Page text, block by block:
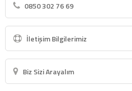
0850 302 76 69
İletişim Bilgilerimiz
Biz Sizi Arayalım